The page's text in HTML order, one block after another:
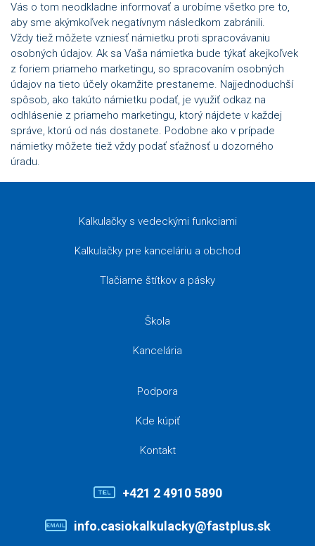
Vás o tom neodkladne informovať a urobíme všetko pre to,
aby sme akýmkoľvek negatívnym následkom zabránili.
Vždy tiež môžete vzniesť námietku proti spracovávaniu
osobných údajov. Ak sa Vaša námietka bude týkať akejkoľvek
z foriem priameho marketingu, so spracovaním osobných
údajov na tieto účely okamžite prestaneme. Najjednoduchší
spôsob, ako takúto námietku podať, je využiť odkaz na
odhlásenie z priameho marketingu, ktorý nájdete v každej
správe, ktorú od nás dostanete. Podobne ako v prípade
námietky môžete tiež vždy podať sťažnosť u dozorného
úradu.
Kalkulačky s vedeckými funkciami
Kalkulačky pre kanceláriu a obchod
Tlačiarne štítkov a pásky
Škola
Kancelária
Podpora
Kde kúpiť
Kontakt
+421 2 4910 5890
info.casiokalkulacky@fastplus.sk